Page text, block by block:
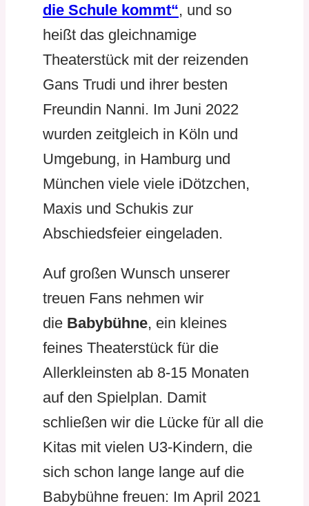
die Schule kommt“, und so
heißt das gleichnamige
Theaterstück mit der reizenden
Gans Trudi und ihrer besten
Freundin Nanni. Im Juni 2022
wurden zeitgleich in Köln und
Umgebung, in Hamburg und
München viele viele iDötzchen,
Maxis und Schukis zur
Abschiedsfeier eingeladen.
Auf großen Wunsch unserer
treuen Fans nehmen wir
die Babybühne, ein kleines
feines Theaterstück für die
Allerkleinsten ab 8-15 Monaten
auf den Spielplan. Damit
schließen wir die Lücke für all die
Kitas mit vielen U3-Kindern, die
sich schon lange lange auf die
Babybühne freuen: Im April 2021